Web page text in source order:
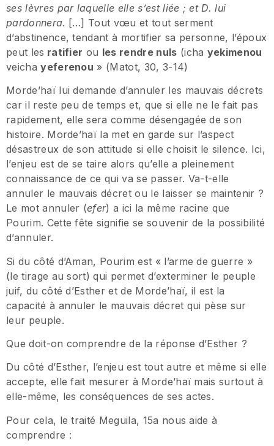
ses lèvres par laquelle elle s’est liée ; et D. lui
pardonnera. […] Tout vœu et tout serment
d’abstinence, tendant à mortifier sa personne, l’époux
peut les ratifier ou les rendre nuls (icha yekimenou
veichayeferenou » (Matot, 30, 3-14)
Morde’haï lui demande d’annuler les mauvais décrets
car il reste peu de temps et, que si elle ne le fait pas
rapidement, elle sera comme désengagée de son
histoire. Morde’haï la met en garde sur l’aspect
désastreux de son attitude si elle choisit le silence. Ici,
l’enjeu est de se taire alors qu’elle a pleinement
connaissance de ce qui va se passer. Va-t-elle
annuler le mauvais décret ou le laisser se maintenir ?
Le mot annuler (efer) a ici la même racine que
Pourim. Cette fête signifie se souvenir de la possibilité
d’annuler.
Si du côté d’Aman, Pourim est « l’arme de guerre »
(le tirage au sort) qui permet d’exterminer le peuple
juif, du côté d’Esther et de Morde’haï, il est la
capacité à annuler le mauvais décret qui pèse sur
leur peuple.
Que doit-on comprendre de la réponse d’Esther ?
Du côté d’Esther, l’enjeu est tout autre et même si elle
accepte, elle fait mesurer à Morde’haï mais surtout à
elle-même, les conséquences de ses actes.
Pour cela, le traité Meguila, 15a nous aide à
comprendre :